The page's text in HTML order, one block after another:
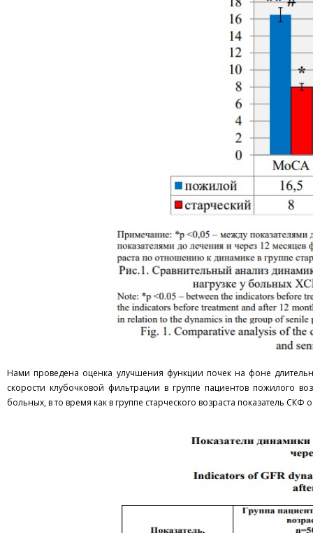
Нами проведена оценка улучшения функции почек на фоне
скорости клубочковой фильтрации в группе пациентов пожилого
больных, в то время как в группе старческого возраста показатель